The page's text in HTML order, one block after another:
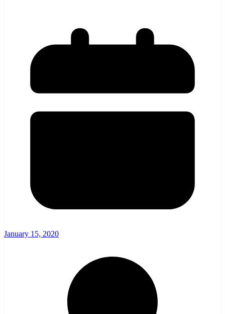
January 15, 2020